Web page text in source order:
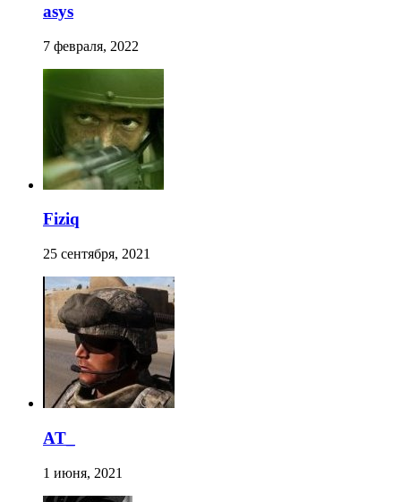
asys
7 февраля, 2022
Fiziq
25 сентября, 2021
AT_
1 июня, 2021